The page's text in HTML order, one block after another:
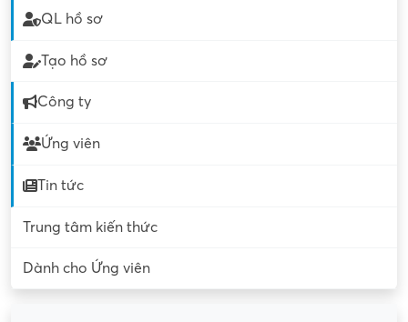
QL hồ sơ
Tạo hồ sơ
Công ty
Ứng viên
Tin tức
Trung tâm kiến thức
Dành cho Ứng viên